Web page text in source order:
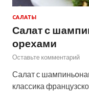
САЛАТЫ
Салат с
орехами
Оставьте комментарий
Салат с
классика